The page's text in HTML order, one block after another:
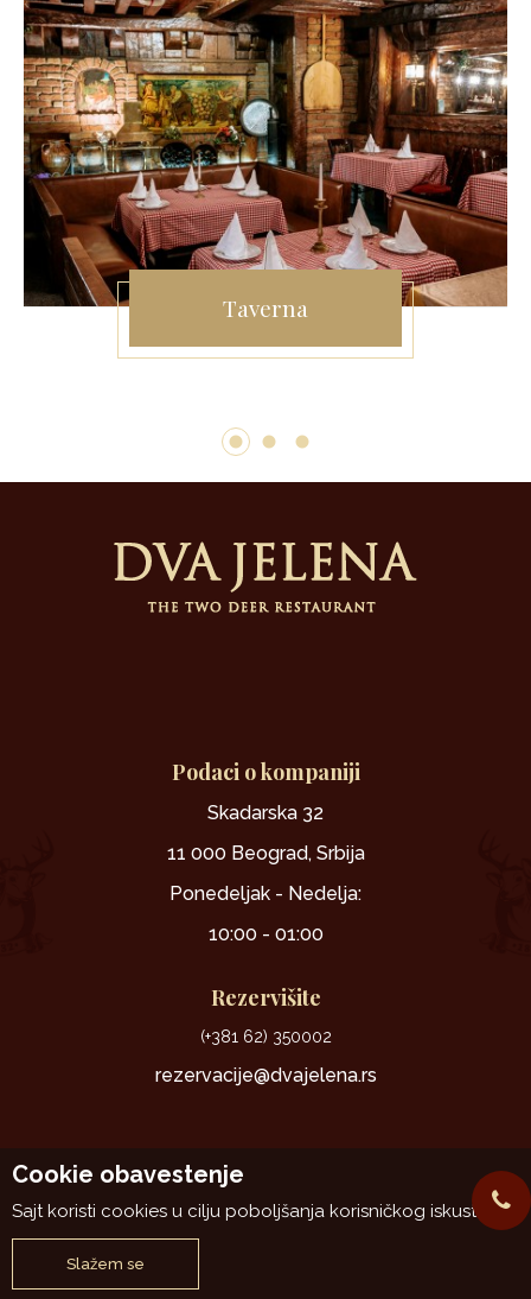
Taverna
1 2 3
Podaci o kompaniji
Skadarska 32
11 000 Beograd, Srbija
Ponedeljak - Nedelja:
10:00 - 01:00
Rezervišite
(+381 62) 350002
rezervacije@dvajelena.rs
@2026 www.dvajelena.rs
Cookie obavestenje
Sajt koristi cookies u cilju poboljšanja korisničkog iskustva.
Slažem se